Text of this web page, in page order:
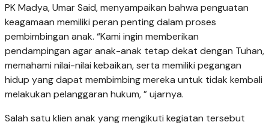
PK Madya, Umar Said, menyampaikan bahwa penguatan
keagamaan memiliki peran penting dalam proses
pembimbingan anak. “Kami ingin memberikan
pendampingan agar anak-anak tetap dekat dengan Tuhan,
memahami nilai-nilai kebaikan, serta memiliki pegangan
hidup yang dapat membimbing mereka untuk tidak kembali
melakukan pelanggaran hukum, ” ujarnya.
Salah satu klien anak yang mengikuti kegiatan tersebut